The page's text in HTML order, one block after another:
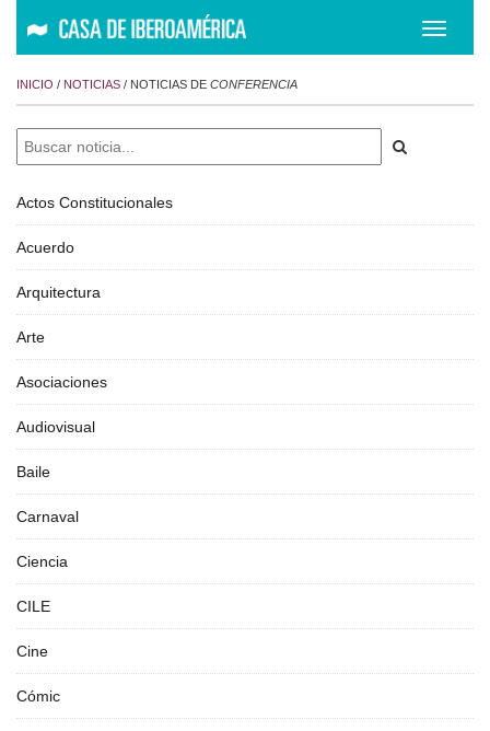
INICIO / NOTICIAS / NOTICIAS DE CONFERENCIA
Actos Constitucionales
Acuerdo
Arquitectura
Arte
Asociaciones
Audiovisual
Baile
Carnaval
Ciencia
CILE
Cine
Cómic